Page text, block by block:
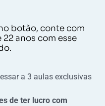
botão, conte com
anos com esse
a 3 aulas exclusivas
de ter lucro com